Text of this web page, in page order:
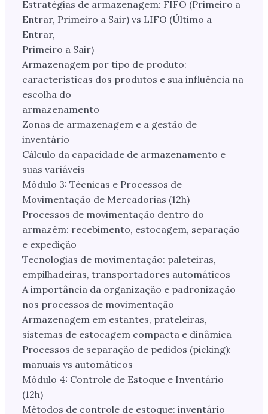
Estratégias de armazenagem: FIFO (Primeiro a
Entrar, Primeiro a Sair) vs LIFO (Último a
Entrar,
Primeiro a Sair)
Armazenagem por tipo de produto:
características dos produtos e sua influência na
escolha do
armazenamento
Zonas de armazenagem e a gestão de
inventário
Cálculo da capacidade de armazenamento e
suas variáveis
Módulo 3: Técnicas e Processos de
Movimentação de Mercadorias (12h)
Processos de movimentação dentro do
armazém: recebimento, estocagem, separação
e expedição
Tecnologias de movimentação: paleteiras,
empilhadeiras, transportadores automáticos
A importância da organização e padronização
nos processos de movimentação
Armazenagem em estantes, prateleiras,
sistemas de estocagem compacta e dinâmica
Processos de separação de pedidos (picking):
manuais vs automáticos
Módulo 4: Controle de Estoque e Inventário
(12h)
Métodos de controle de estoque: inventário